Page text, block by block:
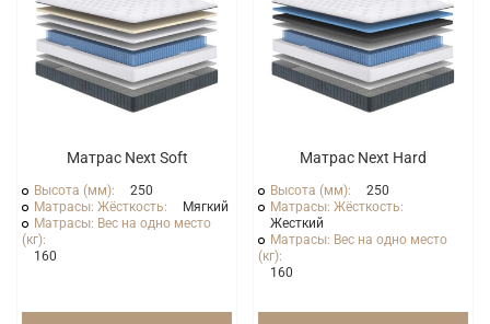
Матрас Next Soft
Высота (мм):
250
Матрасы: Жёсткость:
Мягкий
Матрасы: Вес на одно место
(кг):
160
Матрас Next Hard
Высота (мм):
250
Матрасы: Жёсткость:
Жесткий
Матрасы: Вес на одно место
(кг):
160